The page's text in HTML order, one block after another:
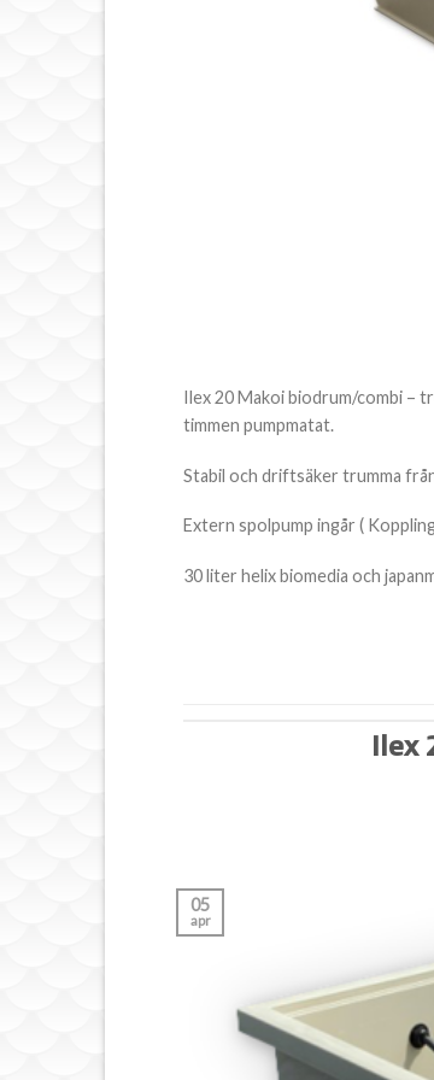
Ilex 20 Makoi biodrum/combi –
timmen pumpmatat.
Stabil och driftsäker trumma
Extern spolpump ingår (
30 liter helix biomedia och
Ilex
05
apr